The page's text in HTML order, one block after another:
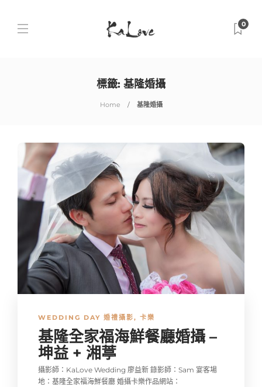
0
標籤: 基隆婚攝
Home 基隆婚攝
WEDDING DAY 婚禮攝影, 卡樂
基隆全家福海鮮餐廳婚攝 –
坤益 + 湘葶
攝影師：KaLove Wedding 廖益新 錄影師：Sam 宴客場
地：基隆全家福海鮮餐廳 婚攝卡樂作品網站：